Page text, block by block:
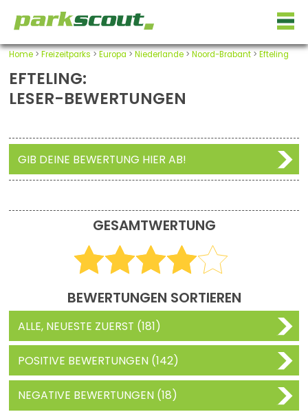
Home> Freizeitparks > Europa > Niederlande> Noord-Brabant> Efteling
EFTELING:
LESER-BEWERTUNGEN
GIB DEINE BEWERTUNG HIER AB!
GESAMTWERTUNG
BEWERTUNGEN SORTIEREN
ALLE, NEUESTE ZUERST (181)
POSITIVE BEWERTUNGEN (142)
NEGATIVE BEWERTUNGEN (18)